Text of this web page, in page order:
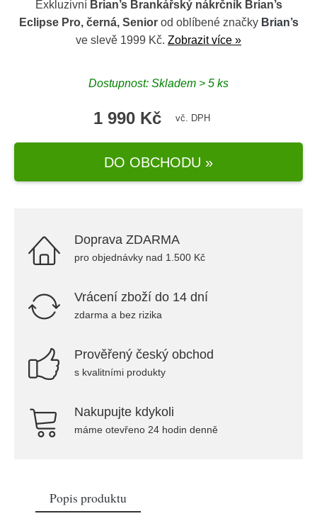
Exkluzivní Brian’s Brankářský nákrčník Brian’s
Eclipse Pro, černá, Seniorod oblíbené značky Brian’s
ve slevě 1999 Kč. Zobrazit více »
Dostupnost: Skladem > 5 ks
1 990 Kč vč. DPH
DO OBCHODU »
Doprava ZDARMA
pro objednávky nad 1.500 Kč
Vrácení zboží do 14 dní
zdarma a bez rizika
Prověřený český obchod
s kvalitními produkty
Nakupujte kdykoli
máme otevřeno 24 hodin denně
Popis produktu